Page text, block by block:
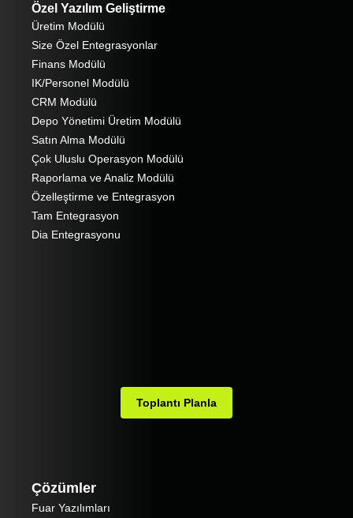
Özel Yazılım Geliştirme
Üretim Modülü
Size Özel Entegrasyonlar
Finans Modülü
IK/Personel Modülü
CRM Modülü
Depo Yönetimi Üretim Modülü
Satın Alma Modülü
Çok Uluslu Operasyon Modülü
Raporlama ve Analiz Modülü
Özelleştirme ve Entegrasyon
Tam Entegrasyon
Dia Entegrasyonu
Çözümler
Fuar Yazılımları
Toplantı Planla